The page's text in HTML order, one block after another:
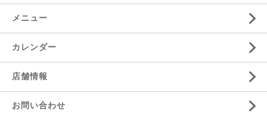
メニュー
カレンダー
店舗情報
お問い合わせ